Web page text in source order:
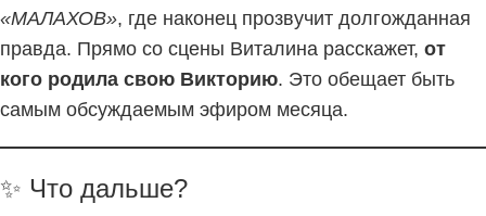
«МАЛАХОВ», где наконец прозвучит долгожданная
правда. Прямо со сцены Виталина расскажет, от
кого родила свою Викторию. Это обещает быть
самым обсуждаемым эфиром месяца.
✨ Что дальше?